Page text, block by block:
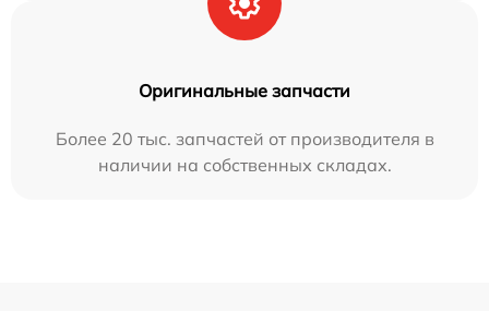
Оригинальные запчасти
Более 20 тыс. запчастей от производителя в
наличии на собственных складах.